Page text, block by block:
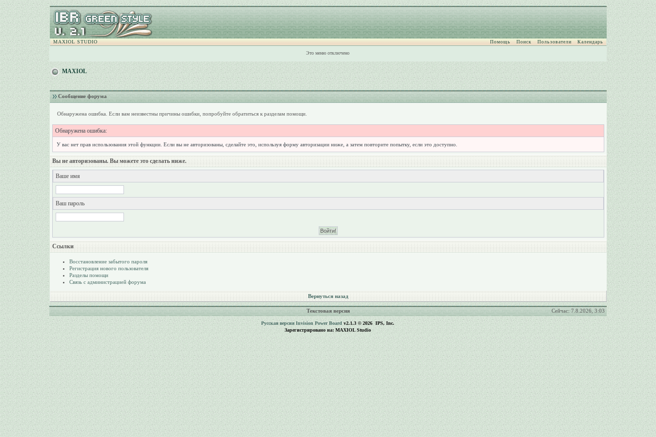
MAXIOL STUDIO Помощь Поиск Пользователи Календарь
Это меню отключено
MAXIOL
Сообщение форума
Обнаружена ошибка. Если вам неизвестны причины ошибки, попробуйте обратиться к разделам помощи.
Обнаружена ошибка:
У вас нет прав использования этой функции. Если вы не авторизованы, сделайте это, используя форму авторизации ниже, а затем повторите попытку, если это доступно.
Вы не авторизованы. Вы можете это сделать ниже.
Ваше имя
Ваш пароль
Ссылки
Восстановление забытого пароля
Регистрация нового пользователя
Разделы помощи
Связь с администрацией форума
Вернуться назад
Текстовая версия Сейчас: 7.8.2026, 3:03
Русская версия Invision Power Boardv2.1.3 © 2026 IPS, Inc.
Зарегистрировано на: MAXIOL Studio